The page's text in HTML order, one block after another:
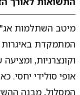
מיטב השתלמות
המתמקדת
וקונצרניות,
אופי סולידי יחסי.
המסלול, מבנה